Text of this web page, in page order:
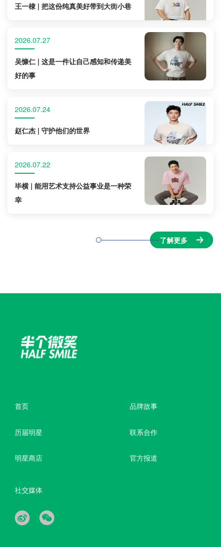
王一棣 | 把这份纯真美好带到大街小巷
2026.07.27
吴慷仁 | 这是一件让自己感知和传递美
好的事
2026.07.24
赵仁杰 | 守护他们的世界
2026.07.22
毕横 | 能用艺术支持公益事业是一种荣
幸
了解更多
首页
历届明星
品牌故事
联系合作
明星商店 官方报道
社交媒体